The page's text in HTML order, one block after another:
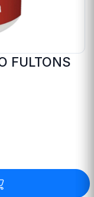
FULTONS